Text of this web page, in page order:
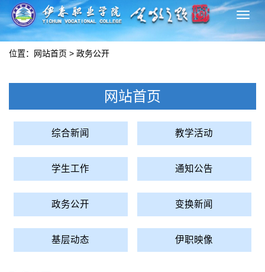
切
换
位置： 网站首页 > 政务公开
网站首页
综合新闻 教学活动
学生工作 通知公告
政务公开 变换新闻
基层动态 伊职映像